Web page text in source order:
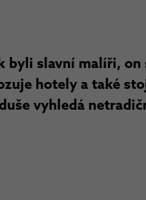
byli slavní malíři, on
hotely a také
vyhledá